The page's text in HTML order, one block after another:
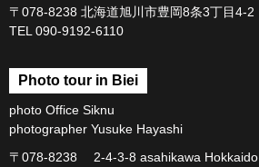
〒078-8238 北海道旭川市豊岡8条3丁目4-2
TEL 090-9192-6110
Photo tour in Biei
photo Office Siknu
photographer Yusuke Hayashi
〒078-8238 2-4-3-8 asahikawa Hokkaido